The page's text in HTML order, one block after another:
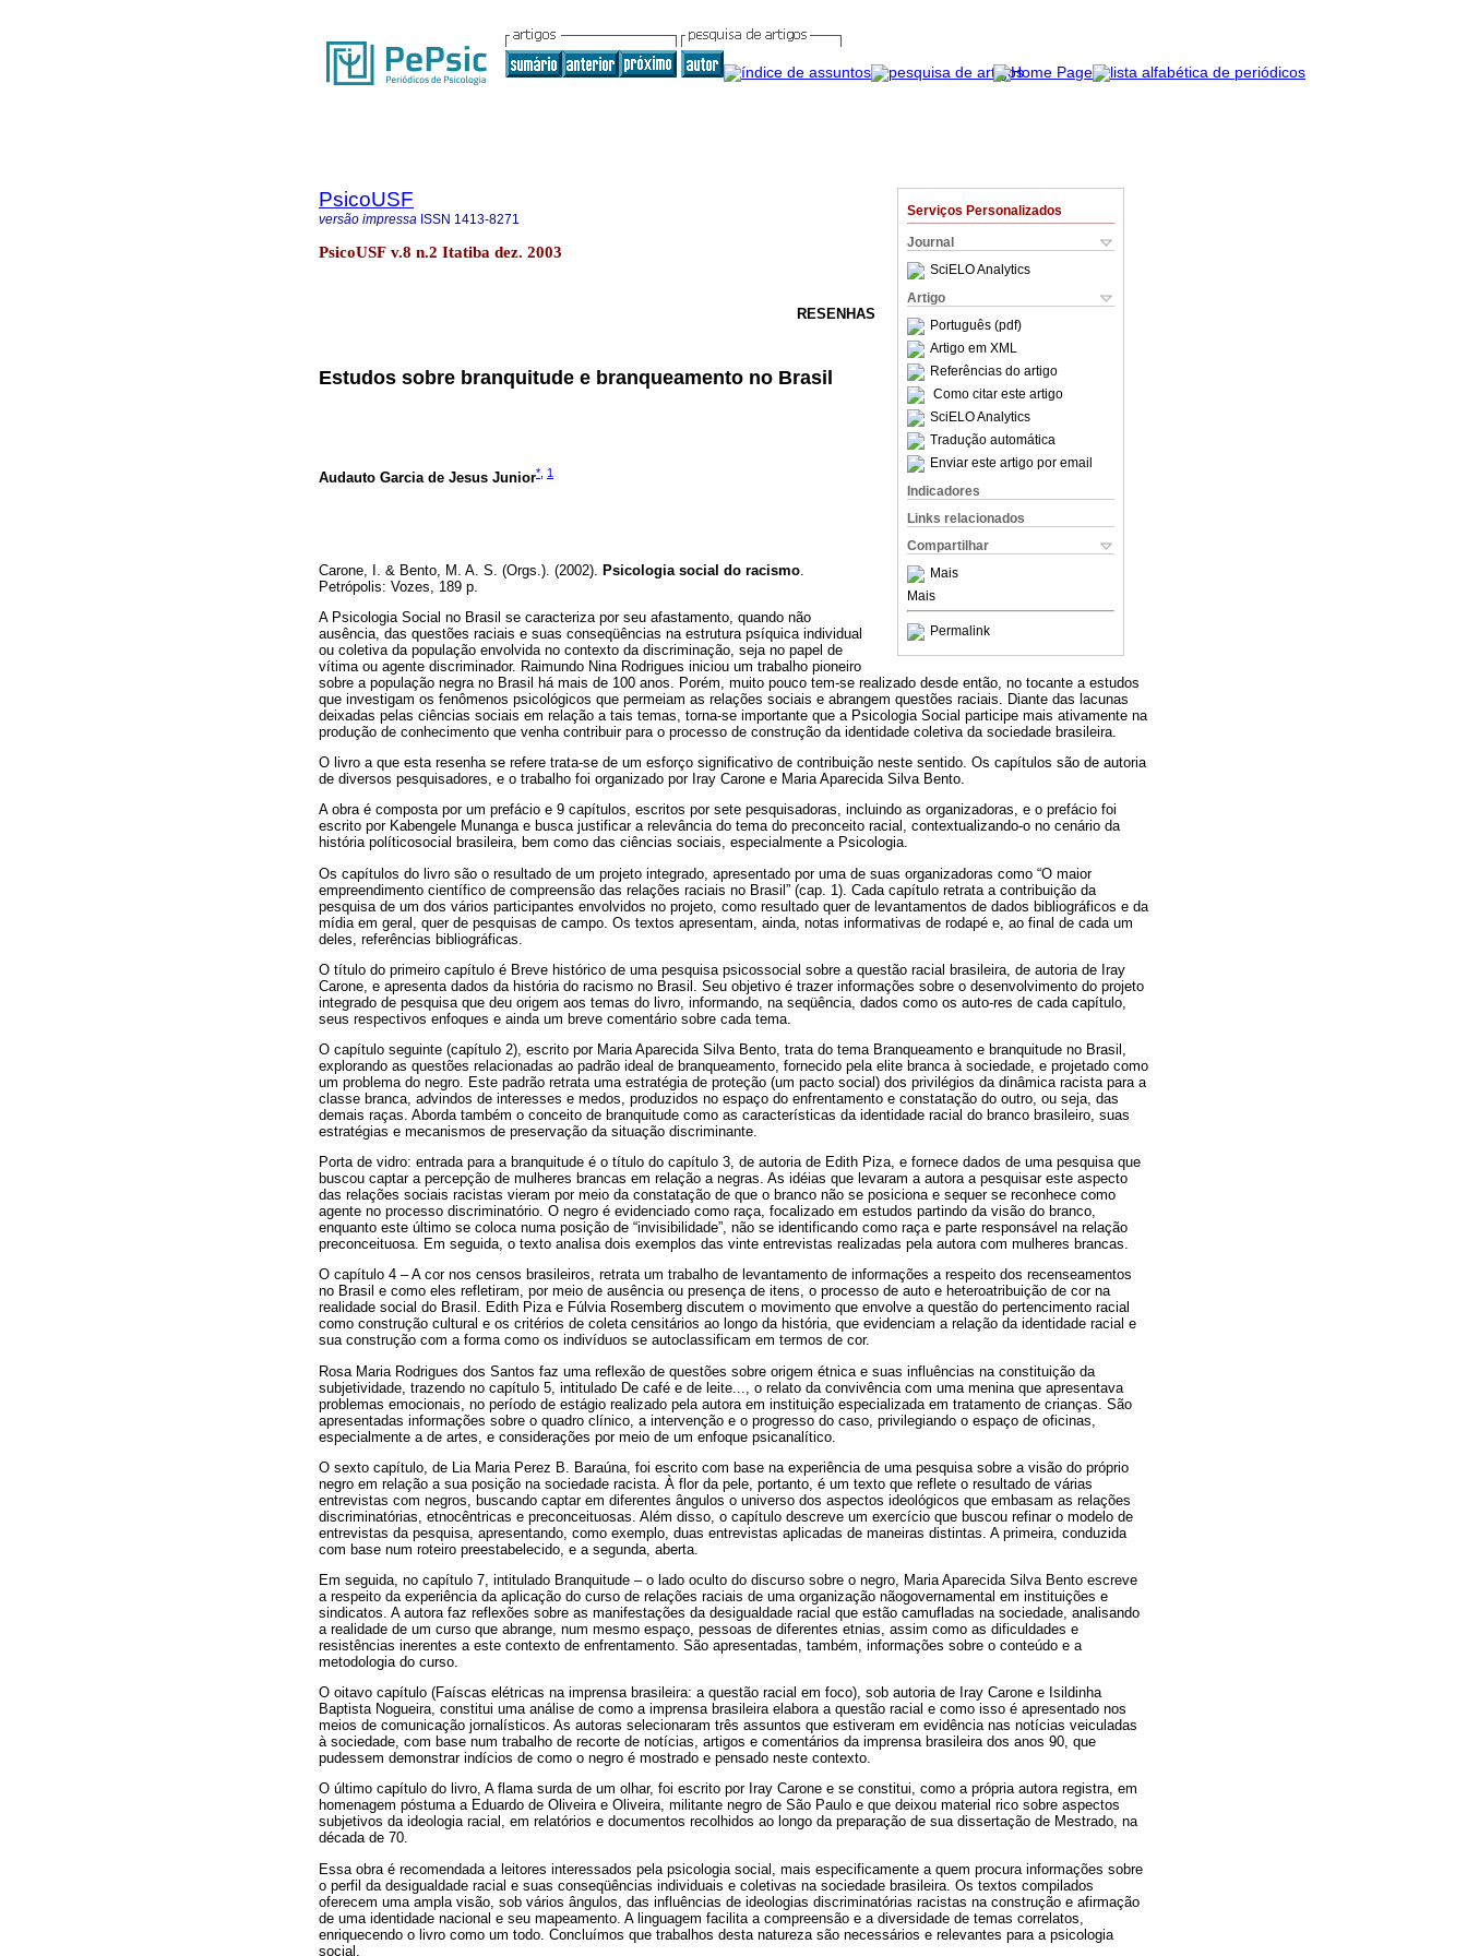
Serviços Personalizados
Journal
SciELO Analytics
Artigo
Português (pdf)
Artigo em XML
Referências do artigo
Como citar este artigo
SciELO Analytics
Tradução automática
Enviar este artigo por email
Indicadores
Links relacionados
Compartilhar
Mais
Mais
Permalink
PsicoUSF
versão impressa ISSN 1413-8271
PsicoUSF v.8 n.2 Itatiba dez. 2003
RESENHAS
Estudos sobre branquitude e branqueamento no Brasil
Audauto Garcia de Jesus Junior* 1
Carone, I. & Bento, M. A. S. (Orgs.). (2002). Psicologia social do racismo
Petrópolis: Vozes, 189 p.
A Psicologia Social no Brasil se caracteriza por seu afastamento, quando não
ausência, das questões raciais e suas conseqüências na estrutura psíquica individual
ou coletiva da população envolvida no contexto da discriminação, seja no papel de
vítima ou agente discriminador. Raimundo Nina Rodrigues iniciou um trabalho pioneiro
sobre a população negra no Brasil há mais de 100 anos. Porém, muito pouco tem-se realizado desde então, no tocante a estudos
que investigam os fenômenos psicológicos que permeiam as relações sociais e abrangem questões raciais. Diante das lacunas
deixadas pelas ciências sociais em relação a tais temas, torna-se importante que a Psicologia Social participe mais ativamente na
produção de conhecimento que venha contribuir para o processo de construção da identidade coletiva da sociedade brasileira.
O livro a que esta resenha se refere trata-se de um esforço significativo de contribuição neste sentido. Os capítulos são de autoria
de diversos pesquisadores, e o trabalho foi organizado por Iray Carone e Maria Aparecida Silva Bento.
A obra é composta por um prefácio e 9 capítulos, escritos por sete pesquisadoras, incluindo as organizadoras, e o prefácio foi
escrito por Kabengele Munanga e busca justificar a relevância do tema do preconceito racial, contextualizando-o no cenário da
história políticosocial brasileira, bem como das ciências sociais, especialmente a Psicologia.
Os capítulos do livro são o resultado de um projeto integrado, apresentado por uma de suas organizadoras como “O maior
empreendimento científico de compreensão das relações raciais no Brasil” (cap. 1). Cada capítulo retrata a contribuição da
pesquisa de um dos vários participantes envolvidos no projeto, como resultado quer de levantamentos de dados bibliográficos e da
mídia em geral, quer de pesquisas de campo. Os textos apresentam, ainda, notas informativas de rodapé e, ao final de cada um
deles, referências bibliográficas.
O título do primeiro capítulo é Breve histórico de uma pesquisa psicossocial sobre a questão racial brasileira, de autoria de Iray
Carone, e apresenta dados da história do racismo no Brasil. Seu objetivo é trazer informações sobre o desenvolvimento do projeto
integrado de pesquisa que deu origem aos temas do livro, informando, na seqüência, dados como os auto-res de cada capítulo,
seus respectivos enfoques e ainda um breve comentário sobre cada tema.
O capítulo seguinte (capítulo 2), escrito por Maria Aparecida Silva Bento, trata do tema Branqueamento e branquitude no Brasil,
explorando as questões relacionadas ao padrão ideal de branqueamento, fornecido pela elite branca à sociedade, e projetado como
um problema do negro. Este padrão retrata uma estratégia de proteção (um pacto social) dos privilégios da dinâmica racista para a
classe branca, advindos de interesses e medos, produzidos no espaço do enfrentamento e constatação do outro, ou seja, das
demais raças. Aborda também o conceito de branquitude como as características da identidade racial do branco brasileiro, suas
estratégias e mecanismos de preservação da situação discriminante.
Porta de vidro: entrada para a branquitude é o título do capítulo 3, de autoria de Edith Piza, e fornece dados de uma pesquisa que
buscou captar a percepção de mulheres brancas em relação a negras. As idéias que levaram a autora a pesquisar este aspecto
das relações sociais racistas vieram por meio da constatação de que o branco não se posiciona e sequer se reconhece como
agente no processo discriminatório. O negro é evidenciado como raça, focalizado em estudos partindo da visão do branco,
enquanto este último se coloca numa posição de “invisibilidade”, não se identificando como raça e parte responsável na relação
preconceituosa. Em seguida, o texto analisa dois exemplos das vinte entrevistas realizadas pela autora com mulheres brancas.
O capítulo 4 – A cor nos censos brasileiros, retrata um trabalho de levantamento de informações a respeito dos recenseamentos
no Brasil e como eles refletiram, por meio de ausência ou presença de itens, o processo de auto e heteroatribuição de cor na
realidade social do Brasil. Edith Piza e Fúlvia Rosemberg discutem o movimento que envolve a questão do pertencimento racial
como construção cultural e os critérios de coleta censitários ao longo da história, que evidenciam a relação da identidade racial e
sua construção com a forma como os indivíduos se autoclassificam em termos de cor.
Rosa Maria Rodrigues dos Santos faz uma reflexão de questões sobre origem étnica e suas influências na constituição da
subjetividade, trazendo no capítulo 5, intitulado De café e de leite..., o relato da convivência com uma menina que apresentava
problemas emocionais, no período de estágio realizado pela autora em instituição especializada em tratamento de crianças. São
apresentadas informações sobre o quadro clínico, a intervenção e o progresso do caso, privilegiando o espaço de oficinas,
especialmente a de artes, e considerações por meio de um enfoque psicanalítico.
O sexto capítulo, de Lia Maria Perez B. Baraúna, foi escrito com base na experiência de uma pesquisa sobre a visão do próprio
negro em relação a sua posição na sociedade racista. À flor da pele, portanto, é um texto que reflete o resultado de várias
entrevistas com negros, buscando captar em diferentes ângulos o universo dos aspectos ideológicos que embasam as relações
discriminatórias, etnocêntricas e preconceituosas. Além disso, o capítulo descreve um exercício que buscou refinar o modelo de
entrevistas da pesquisa, apresentando, como exemplo, duas entrevistas aplicadas de maneiras distintas. A primeira, conduzida
com base num roteiro preestabelecido, e a segunda, aberta.
Em seguida, no capítulo 7, intitulado Branquitude – o lado oculto do discurso sobre o negro, Maria Aparecida Silva Bento escreve
a respeito da experiência da aplicação do curso de relações raciais de uma organização nãogovernamental em instituições e
sindicatos. A autora faz reflexões sobre as manifestações da desigualdade racial que estão camufladas na sociedade, analisando
a realidade de um curso que abrange, num mesmo espaço, pessoas de diferentes etnias, assim como as dificuldades e
resistências inerentes a este contexto de enfrentamento. São apresentadas, também, informações sobre o conteúdo e a
metodologia do curso.
O oitavo capítulo (Faíscas elétricas na imprensa brasileira: a questão racial em foco), sob autoria de Iray Carone e Isildinha
Baptista Nogueira, constitui uma análise de como a imprensa brasileira elabora a questão racial e como isso é apresentado nos
meios de comunicação jornalísticos. As autoras selecionaram três assuntos que estiveram em evidência nas notícias veiculadas
à sociedade, com base num trabalho de recorte de notícias, artigos e comentários da imprensa brasileira dos anos 90, que
pudessem demonstrar indícios de como o negro é mostrado e pensado neste contexto.
O último capítulo do livro, A flama surda de um olhar, foi escrito por Iray Carone e se constitui, como a própria autora registra, em
homenagem póstuma a Eduardo de Oliveira e Oliveira, militante negro de São Paulo e que deixou material rico sobre aspectos
subjetivos da ideologia racial, em relatórios e documentos recolhidos ao longo da preparação de sua dissertação de Mestrado, na
década de 70.
Essa obra é recomendada a leitores interessados pela psicologia social, mais especificamente a quem procura informações sobre
o perfil da desigualdade racial e suas conseqüências individuais e coletivas na sociedade brasileira. Os textos compilados
oferecem uma ampla visão, sob vários ângulos, das influências de ideologias discriminatórias racistas na construção e afirmação
de uma identidade nacional e seu mapeamento. A linguagem facilita a compreensão e a diversidade de temas correlatos,
enriquecendo o livro como um todo. Concluímos que trabalhos desta natureza são necessários e relevantes para a psicologia
social.